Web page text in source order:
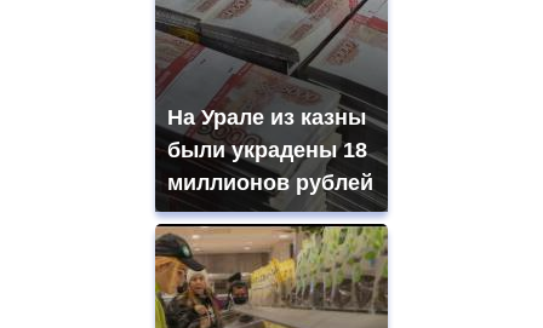
На Урале из казны
были украдены 18
миллионов рублей